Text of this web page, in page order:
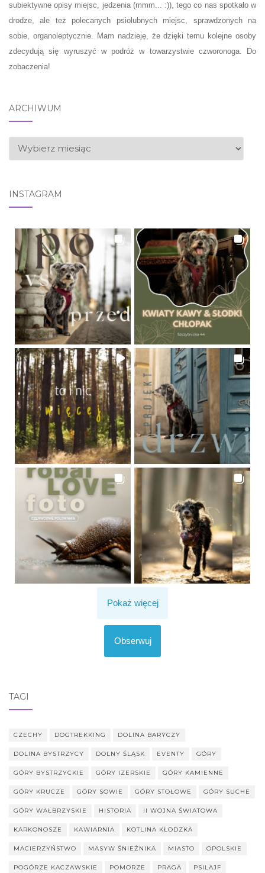
subiektywne opisy miejsc, jedzenia (mmm... :)), tego co nas spotkało w
drodze, ale też polecanych psiolubnych miejsc, sprawdzonych na
sobie, organoleptycznie. Mam nadzieję, że dzięki temu kolejne osoby
zdecydują się wyruszyć w podróż w towarzystwie czworonoga. Do
zobaczenia!
ARCHIWUM
ARCHIWUM
INSTAGRAM
Pokaż więcej
Obserwuj
TAGI
CZECHY DOGTREKKING DOLINA BARYCZY
DOLINA BYSTRZYCY DOLNY ŚLĄSK EVENTY GÓRY
GÓRY BYSTRZYCKIE GÓRY IZERSKIE GÓRY KAMIENNE
GÓRY KRUCZE GÓRY SOWIE GÓRY STOŁOWE GÓRY SUCHE
GÓRY WAŁBRZYSKIE HISTORIA II WOJNA ŚWIATOWA
KARKONOSZE KAWIARNIA KOTLINA KŁODZKA
MACIERZYŃSTWO MASYW ŚNIEŻNIKA MIASTO OPOLSKIE
POGÓRZE KACZAWSKIE POMORZE PRAGA PSILAJF